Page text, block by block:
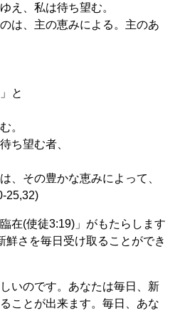
え、私は待ち望む。
は、主の恵みによる。主のあ
と
。
ち望む者、
、その豊かな恵みによって、
25,32)
在(使徒3:19)」がもたらします
鮮さを毎日受け取ることができ
いのです。あなたは毎日、新
ことが出来ます。毎日、あな